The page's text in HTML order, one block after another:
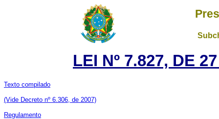
LEI Nº 7.827, DE
Texto compilado
(Vide Decreto nº 6.306, de 2007)
Regulamento